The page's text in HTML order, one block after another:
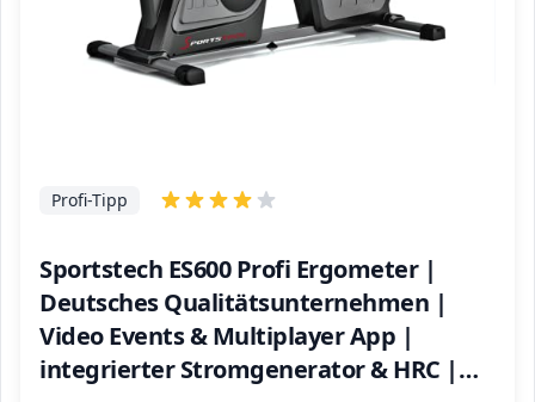
Sportstech ES600 Profi Ergometer |
Deutsches Qualitätsunternehmen |
Video Events & Multiplayer App |
integrierter Stromgenerator & HRC |
Profi-Tipp